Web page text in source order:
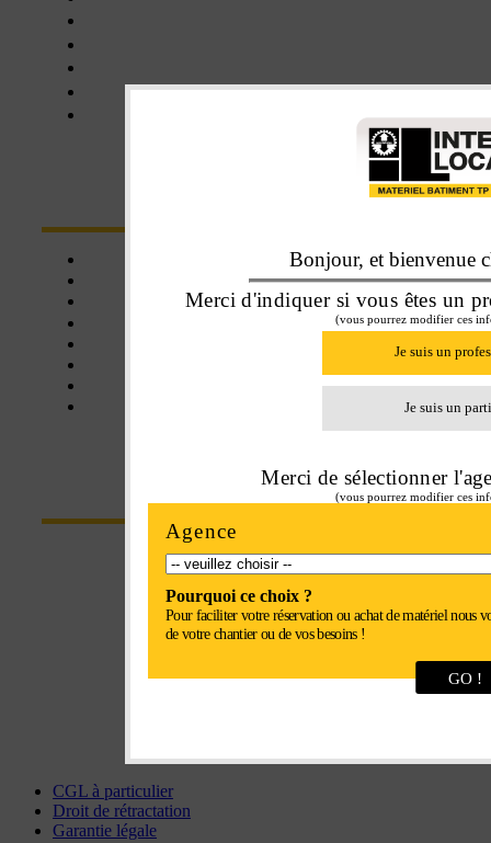
Bonjour, et bienvenue
Merci d'indiquer si vous êtes un
(vous pourrez modifier ces
Je suis un
Je suis un
Merci de sélectionner
(vous pourrez modifier ces
Agence
Pourquoi ce choix ?
Pour faciliter votre réservation ou achat de matériel nous
de votre chantier ou de vos besoins !
GO !
Orléans
Une affaire de famille
Parc Euroval - rue du val de l'Eure
28630 Fontenay-sur-Eure
Tel : 02 37 34 20 02
Fax : 02 37 34 81 90
CGL à particulier
Droit de rétractation
Garantie légale